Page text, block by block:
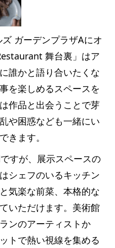
ガーデンプラザAにオ
舞台裏」はア
誰かと語り合いたくな
を楽しめるスペースを
作品と出会うことで芽
や困惑なども一緒にい
きます。
すが、展示スペースの
シェフのいるキッチン
気楽な前菜、本格的な
いただけます。美術館
ンのアーティストか
トで熱い視線を集める